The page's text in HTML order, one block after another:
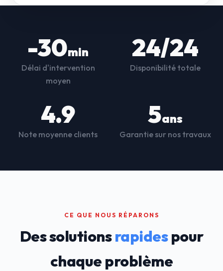
-30min
Délai d'intervention
moyen
24/24
Disponibilité totale
4.9
Note moyenne clients
5ans
Garantie sur nos travaux
CE QUE NOUS RÉPARONS
Des solutionsrapidespour
chaque problème